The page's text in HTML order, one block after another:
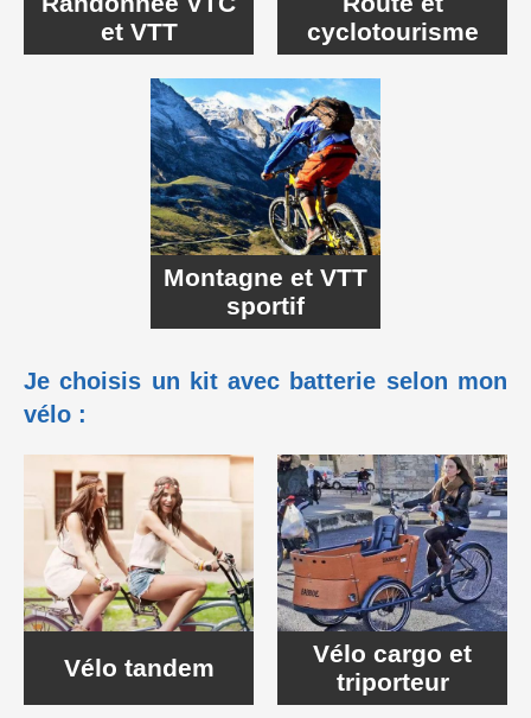
et VTT
cyclotourisme
Montagne et VTT
sportif
Je choisis un kit avec batterie selon mon
vélo :
Vélo tandem
Vélo cargo et
triporteur